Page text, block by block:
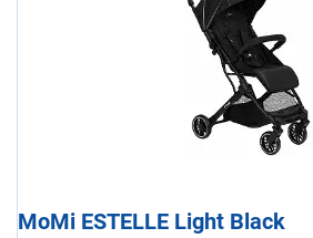
MoMi ESTELLE Light Black